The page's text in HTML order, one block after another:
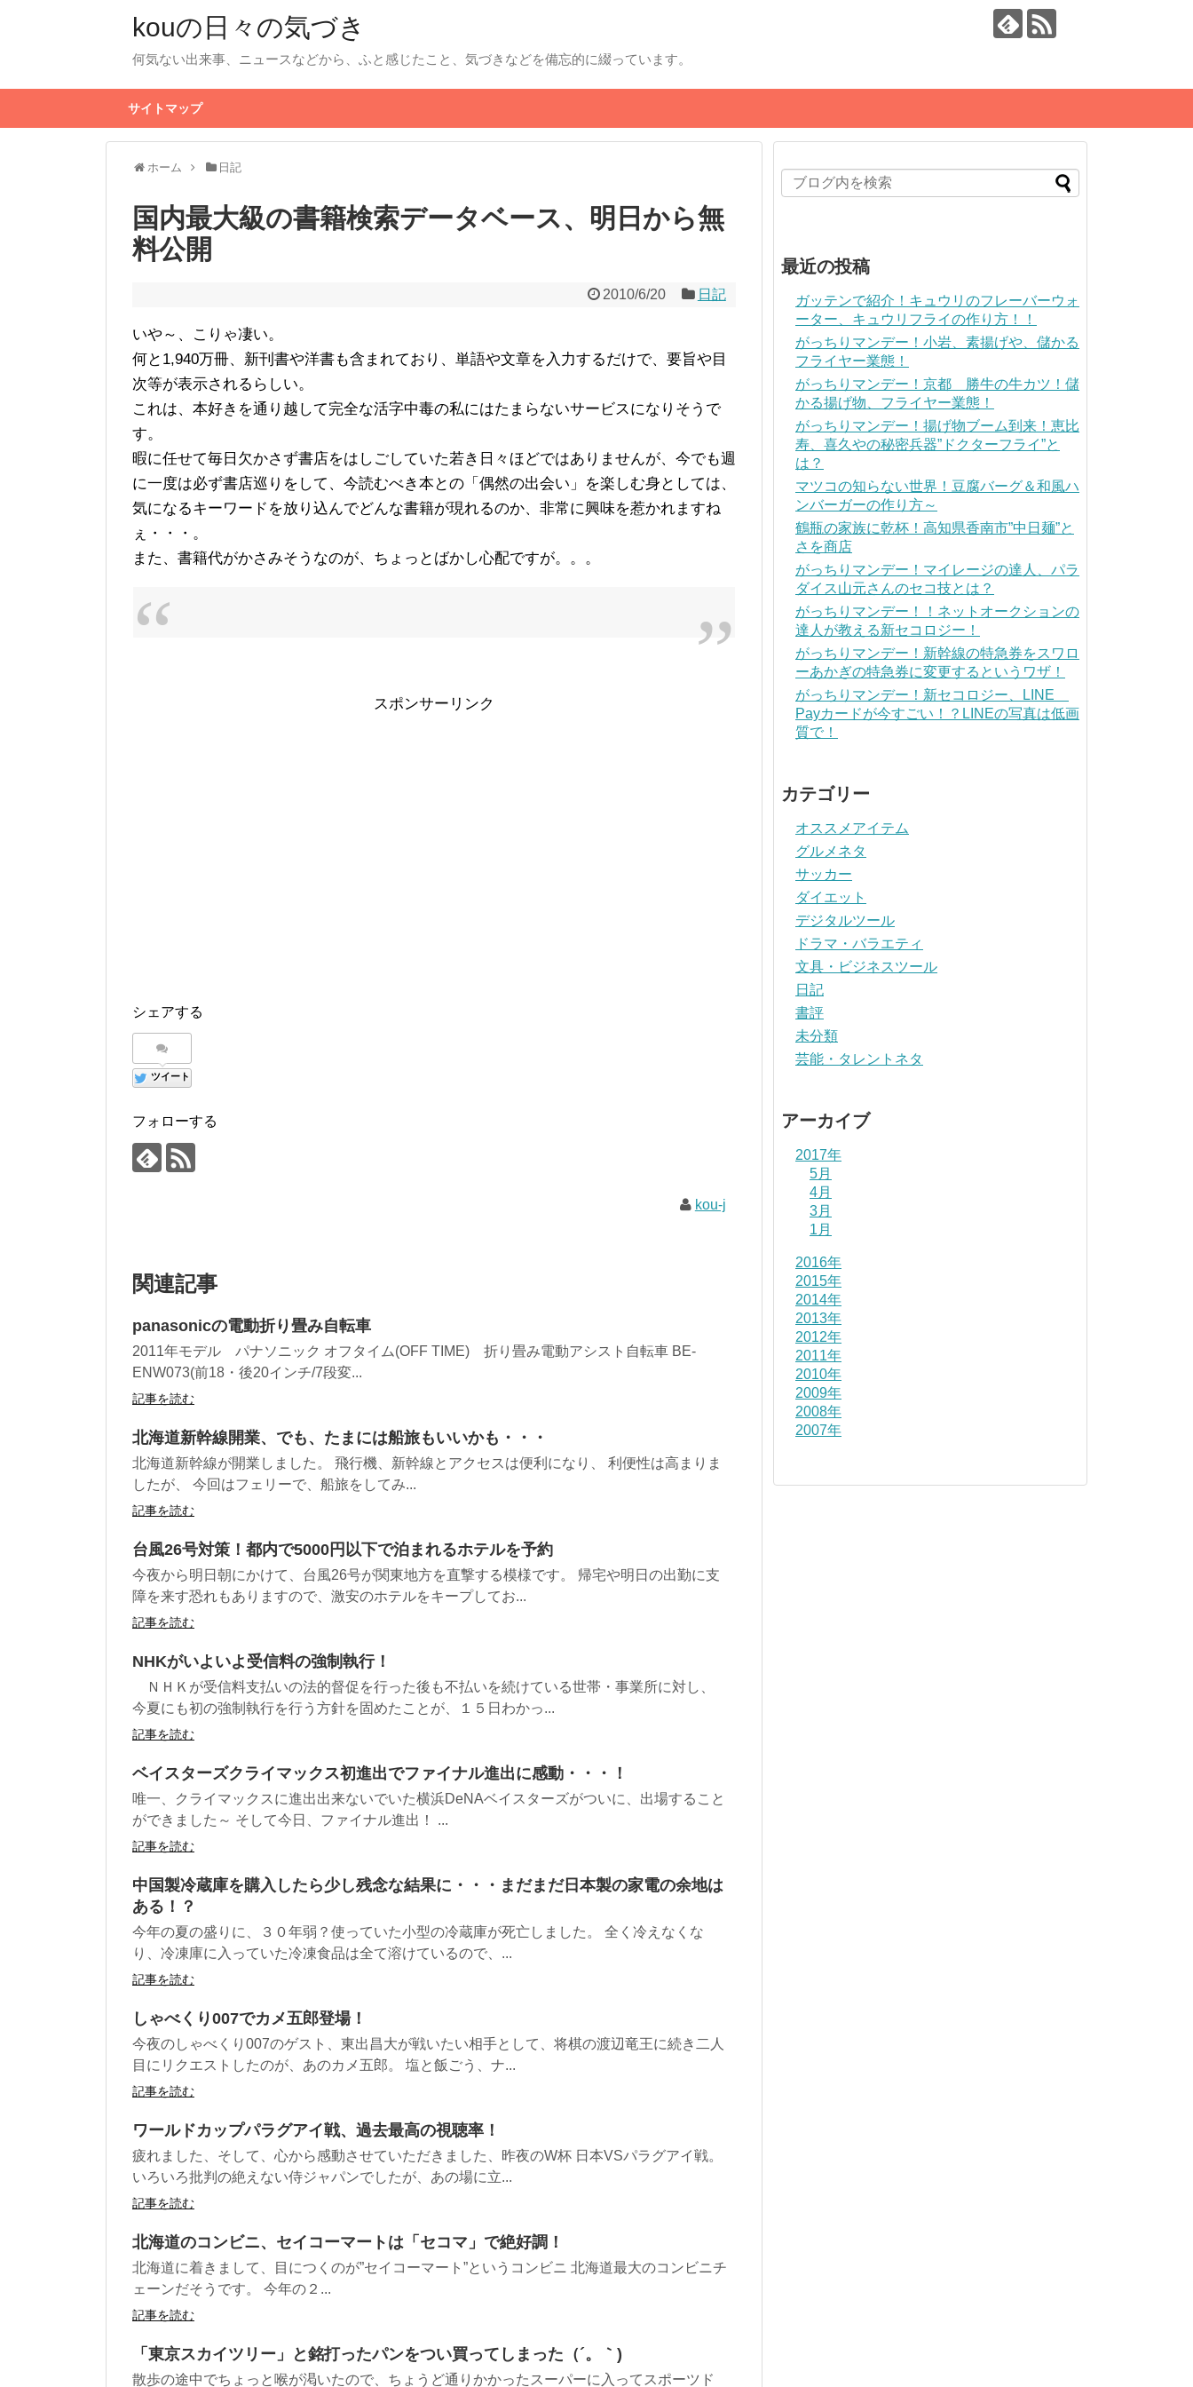
kouの日々の気づき
何気ない出来事、ニュースなどから、ふと感じたこと、気づきなどを備忘的に綴っています。
サイトマップ
ホーム 日記
国内最大級の書籍検索データベース、明日から無
料公開
2010/6/20 日記
いや～、こりゃ凄い。
何と1,940万冊、新刊書や洋書も含まれており、単語や文章を入力するだけで、要旨や目
次等が表示されるらしい。
これは、本好きを通り越して完全な活字中毒の私にはたまらないサービスになりそうで
す。
暇に任せて毎日欠かさず書店をはしごしていた若き日々ほどではありませんが、今でも週
に一度は必ず書店巡りをして、今読むべき本との「偶然の出会い」を楽しむ身としては、
気になるキーワードを放り込んでどんな書籍が現れるのか、非常に興味を惹かれますね
ぇ・・・。
また、書籍代がかさみそうなのが、ちょっとばかし心配ですが。。。
スポンサーリンク
シェアする
ツイート
フォローする
kou-j
関連記事
panasonicの電動折り畳み自転車
2011年モデル パナソニック オフタイム(OFF TIME) 折り畳み電動アシスト自転車 BE-
ENW073(前18・後20インチ/7段変...
記事を読む
北海道新幹線開業、でも、たまには船旅もいいかも・・・
北海道新幹線が開業しました。 飛行機、新幹線とアクセスは便利になり、 利便性は高まりま
したが、 今回はフェリーで、船旅をしてみ...
記事を読む
台風26号対策！都内で5000円以下で泊まれるホテルを予約
今夜から明日朝にかけて、台風26号が関東地方を直撃する模様です。 帰宅や明日の出勤に支
障を来す恐れもありますので、激安のホテルをキープしてお...
記事を読む
NHKがいよいよ受信料の強制執行！
ＮＨＫが受信料支払いの法的督促を行った後も不払いを続けている世帯・事業所に対し、
今夏にも初の強制執行を行う方針を固めたことが、１５日わかっ...
記事を読む
ベイスターズクライマックス初進出でファイナル進出に感動・・・！
唯一、クライマックスに進出出来ないでいた横浜DeNAベイスターズがついに、出場すること
ができました～ そして今日、ファイナル進出！ ...
記事を読む
中国製冷蔵庫を購入したら少し残念な結果に・・・まだまだ日本製の家電の余地は
ある！？
今年の夏の盛りに、３０年弱？使っていた小型の冷蔵庫が死亡しました。 全く冷えなくな
り、冷凍庫に入っていた冷凍食品は全て溶けているので、...
記事を読む
しゃべくり007でカメ五郎登場！
今夜のしゃべくり007のゲスト、東出昌大が戦いたい相手として、将棋の渡辺竜王に続き二人
目にリクエストしたのが、あのカメ五郎。 塩と飯ごう、ナ...
記事を読む
ワールドカップパラグアイ戦、過去最高の視聴率！
疲れました、そして、心から感動させていただきました、昨夜のW杯 日本VSパラグアイ戦。
いろいろ批判の絶えない侍ジャパンでしたが、あの場に立...
記事を読む
北海道のコンビニ、セイコーマートは「セコマ」で絶好調！
北海道に着きまして、目につくのが”セイコーマート”というコンビニ 北海道最大のコンビニチ
ェーンだそうです。 今年の２...
記事を読む
「東京スカイツリー」と銘打ったパンをつい買ってしまった（´。｀)
散歩の途中でちょっと喉が渇いたので、ちょうど通りかかったスーパーに入ってスポーツド
最近の投稿
ガッテンで紹介！キュウリのフレーバーウォ
ーター、キュウリフライの作り方！！
がっちりマンデー！小岩、素揚げや、儲かる
フライヤー業態！
がっちりマンデー！京都 勝牛の牛カツ！儲
かる揚げ物、フライヤー業態！
がっちりマンデー！揚げ物ブーム到来！恵比
寿、喜久やの秘密兵器”ドクターフライ”と
は？
マツコの知らない世界！豆腐バーグ＆和風ハ
ンバーガーの作り方～
鶴瓶の家族に乾杯！高知県香南市”中日麺”と
さを商店
がっちりマンデー！マイレージの達人、パラ
ダイス山元さんのセコ技とは？
がっちりマンデー！！ネットオークションの
達人が教える新セコロジー！
がっちりマンデー！新幹線の特急券をスワロ
ーあかぎの特急券に変更するというワザ！
がっちりマンデー！新セコロジー、LINE
Payカードが今すごい！？LINEの写真は低画
質で！
カテゴリー
オススメアイテム
グルメネタ
サッカー
ダイエット
デジタルツール
ドラマ・バラエティ
文具・ビジネスツール
日記
書評
未分類
芸能・タレントネタ
アーカイブ
2017年
5月
4月
3月
1月
2016年
2015年
2014年
2013年
2012年
2011年
2010年
2009年
2008年
2007年